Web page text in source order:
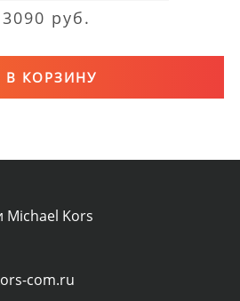
руб.
В КОРЗИНУ
Michael Kors
com.ru